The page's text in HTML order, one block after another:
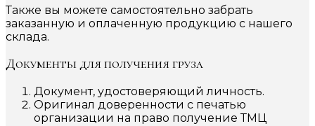
Также вы можете самостоятельно забрать
заказанную и оплаченную продукцию с нашего
склада.
Документы для получения груза
Документ, удостоверяющий личность.
Оригинал доверенности с печатью
организации на право получение ТМЦ